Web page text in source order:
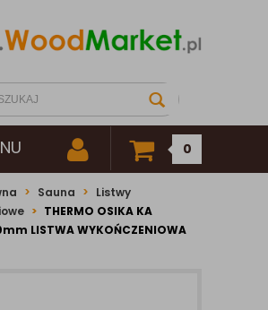
0
Sauna
Listwy
THERMO OSIKA KA
LISTWA WYKOŃCZENIOWA